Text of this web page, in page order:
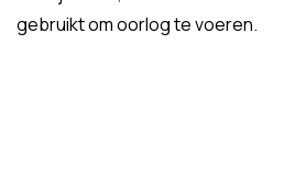
gebruikt om oorlog te voeren.